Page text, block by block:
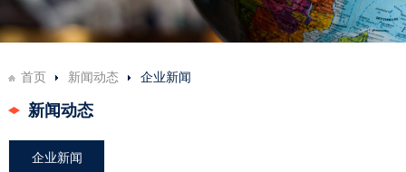
首页 新闻动态 企业新闻
新闻动态
企业新闻